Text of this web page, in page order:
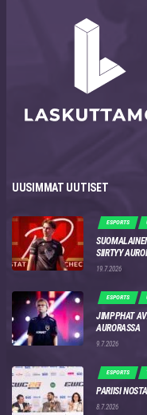
UUSIMMAT UUTISET
ESPORTS
SIIRTYY
19.7.2026
ESPORTS
JIMPPHAT
AURORASSA
9.7.2026
ESPORTS
PARIISI
8.7.2026